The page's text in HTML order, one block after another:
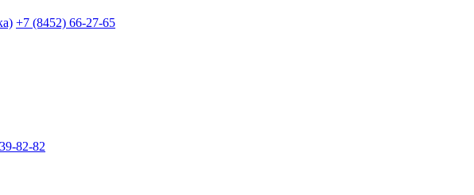
+7 (8452) 66-27-65
82-82